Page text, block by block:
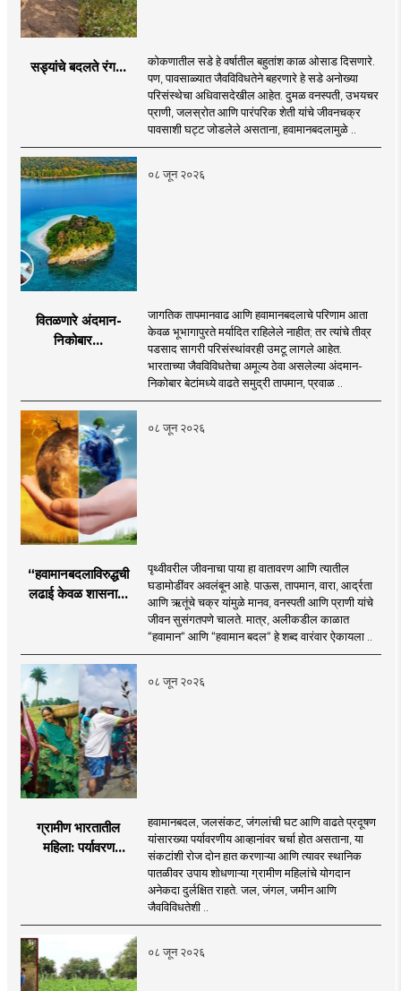
सड्यांचे बदलते रंग...
कोकणातील सडे हे वर्षातील बहुतांश काळ ओसाड दिसणारे.
पण, पावसाळ्यात जैवविविधतेने बहरणारे हे सडे अनोख्या
परिसंस्थेचा अधिवासदेखील आहेत. दुमळ वनस्पती, उभयचर
प्राणी, जलस्रोत आणि पारंपरिक शेती यांचे जीवनचक्र
पावसाशी घट्ट जोडलेले असताना, हवामानबदलामुळे ..
०८ जून २०२६
वितळणारे अंदमान-
निकोबार...
जागतिक तापमानवाढ आणि हवामानबदलाचे परिणाम आता
केवळ भूभागापुरते मर्यादित राहिलेले नाहीत; तर त्यांचे तीव्र
पडसाद सागरी परिसंस्थांवरही उमटू लागले आहेत.
भारताच्या जैवविविधतेचा अमूल्य ठेवा असलेल्या अंदमान-
निकोबार बेटांमध्ये वाढते समुद्री तापमान, प्रवाळ ..
०८ जून २०२६
“हवामानबदलाविरुद्धची
लढाई केवळ शासनाची
विशेषतः प्रत्येक युवकाची
जबाबदारी आहे.
पृथ्वीवरील जीवनाचा पाया हा वातावरण आणि त्यातील
घडामोडींवर अवलंबून आहे. पाऊस, तापमान, वारा, आर्द्रता
आणि ऋतूंचे चक्र यांमुळे मानव, वनस्पती आणि प्राणी यांचे
जीवन सुसंगतपणे चालते. मात्र, अलीकडील काळात
“हवामान“ आणि “हवामान बदल“ हे शब्द वारंवार ऐकायला ..
०८ जून २०२६
ग्रामीण भारतातील
महिला: पर्यावरण
हवामानबदल, जलसंकट, जंगलांची घट आणि वाढते प्रदूषण
यांसारख्या पर्यावरणीय आव्हानांवर चर्चा होत असताना, या
संकटांशी रोज दोन हात करणाऱ्या आणि त्यावर स्थानिक
पातळीवर उपाय शोधणाऱ्या ग्रामीण महिलांचे योगदान
अनेकदा दुर्लक्षित राहते. जल, जंगल, जमीन आणि
जैवविविधतेशी ..
०८ जून २०२६